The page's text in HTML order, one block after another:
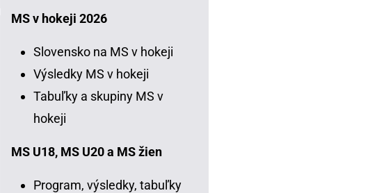
MS v hokeji 2026
Slovensko na MS v hokeji
Výsledky MS v hokeji
Tabuľky a skupiny MS v
hokeji
MS U18, MS U20 a MS žien
Program, výsledky, tabuľky